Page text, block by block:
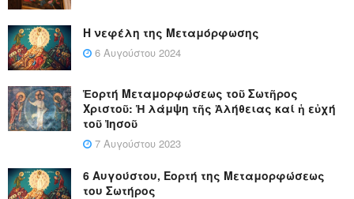
Η νεφέλη της Μεταμόρφωσης
6 Αυγούστου 2024
Ἑορτή Μεταμορφώσεως τοῦ Σωτῆρος
Χριστοῦ: Ἡ λάμψη τῆς Ἀλήθειας καί ἡ εὐχή
τοῦ Ἰησοῦ
7 Αυγούστου 2023
6 Αυγούστου, Εορτή της Μεταμορφώσεως
του Σωτήρος